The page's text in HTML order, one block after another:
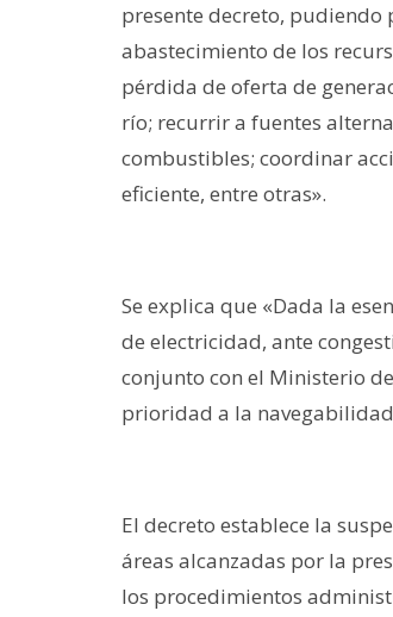
presente decreto, pudiendo
abastecimiento de los
pérdida de oferta de
río; recurrir a fuentes
combustibles; coordinar
eficiente, entre otras».
Se explica que «Dada la
de electricidad, ante
conjunto con el Ministerio
prioridad a la
El decreto establece la
áreas alcanzadas por la
los procedimientos